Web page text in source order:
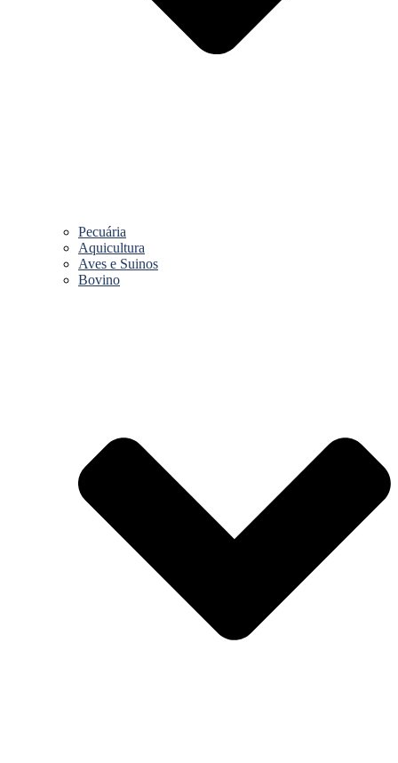
Pecuária
Aquicultura
Aves e Suinos
Bovino